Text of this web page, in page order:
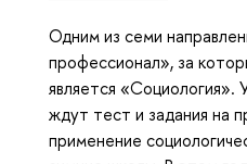
Одним из семи
профессионал», за
является «Социология».
ждут тест и задания на
применение